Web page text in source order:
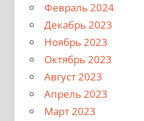
Февраль 2024
Декабрь 2023
Ноябрь 2023
Октябрь 2023
Август 2023
Апрель 2023
Март 2023